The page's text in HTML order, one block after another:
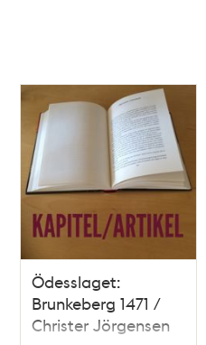
Ödesslaget:
Brunkeberg 1471 /
Christer Jörgensen